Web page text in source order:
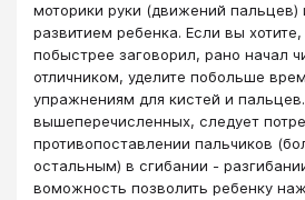
моторики руки (движений
развитием ребенка. Если вы
побыстрее заговорил, рано начал
отличником, уделите побольше
упражнениям для кистей и
вышеперечисленных, следует
противопоставлении пальчиков
остальным) в сгибании -
воможность позволить ребенку